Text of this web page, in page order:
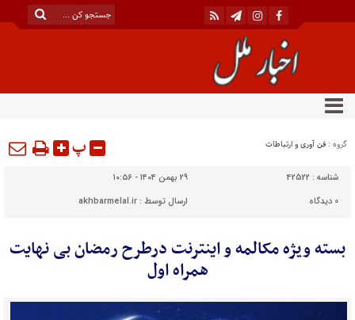
گروه : فن آوری و ارتباطات پ
شناسه : 42522
۲۹ بهمن ۱۴۰۴ - ۱۰:۵۶
0 دیدگاه ارسال توسط :akhbarmelal.ir
بسته ویژه مکالمه و اینترنت درطرح رمضان بی نهایت
همراه اول